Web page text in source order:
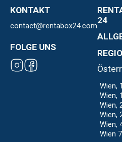
KONTAKT
contact@rentabox24.com
FOLGE UNS
24
Über
Kontakt
AGB
Wien,
Wien,
Wien,
Wien,
Wien,
Wien